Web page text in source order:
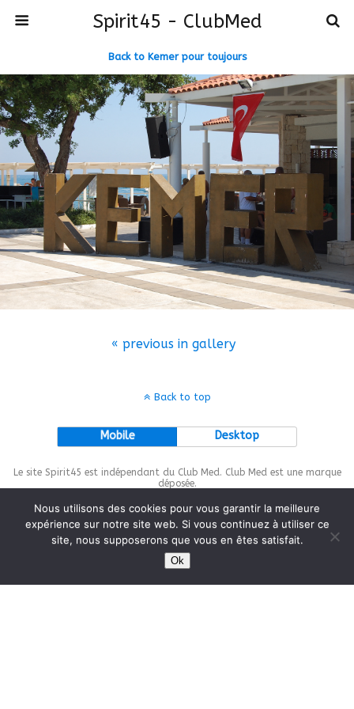
Spirit45 - ClubMed
Back to Kemer pour toujours
« previous in gallery
Back to top
Mobile Desktop
Le site Spirit45 est indépendant du Club Med. Club Med est une marque
déposée.
This site is protected bywp-copyrightpro.com
Nous utilisons des cookies pour vous garantir la meilleure
expérience sur notre site web. Si vous continuez à utiliser ce
site, nous supposerons que vous en êtes satisfait.
Ok